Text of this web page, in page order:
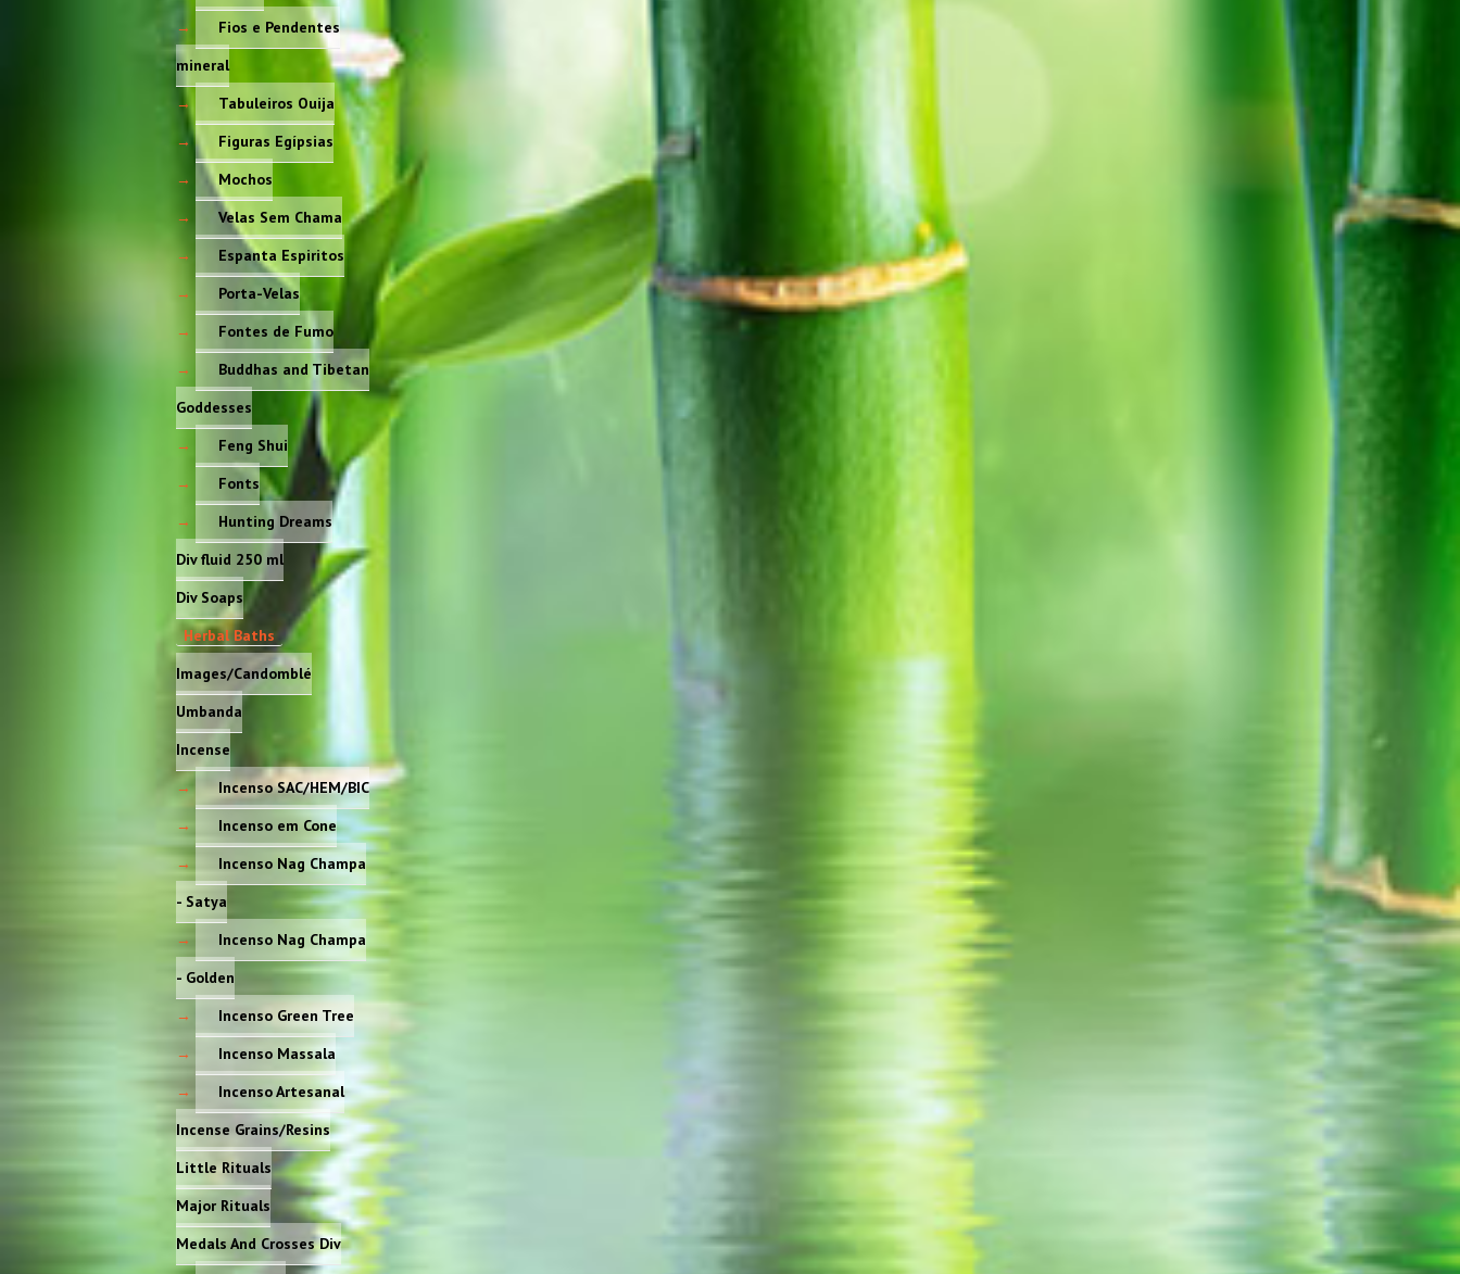
Fios e Pendentes
mineral
Tabuleiros Ouija
Figuras Egípsias
Mochos
Velas Sem Chama
Espanta Espiritos
Porta-Velas
Fontes de Fumo
Buddhas and Tibetan
Goddesses
Feng Shui
Fonts
Hunting Dreams
Div fluid 250 ml
Div Soaps
Herbal Baths
Images/Candomblé
Umbanda
Incense
Incenso SAC/HEM/BIC
Incenso em Cone
Incenso Nag Champa
- Satya
Incenso Nag Champa
- Golden
Incenso Green Tree
Incenso Massala
Incenso Artesanal
Incense Grains/Resins
Little Rituals
Major Rituals
Medals And Crosses Div